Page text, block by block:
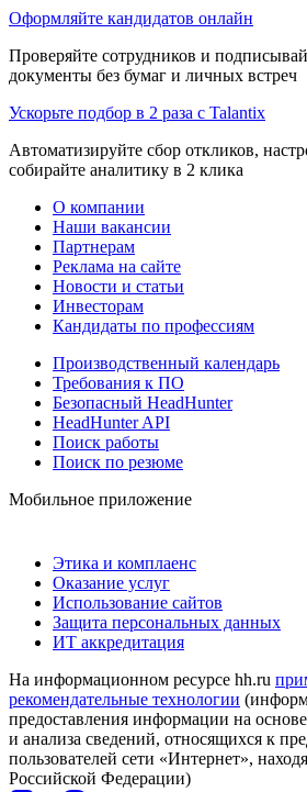
Оформляйте кандидатов онлайн
Проверяйте сотрудников и
документы без бумаг и личных встреч
Ускорьте подбор в 2 раза с Talantix
Автоматизируйте сбор откликов,
собирайте аналитику в 2 клика
О компании
Наши вакансии
Партнерам
Реклама на сайте
Новости и статьи
Инвесторам
Кандидаты по профессиям
Производственный календарь
Требования к ПО
Безопасный HeadHunter
HeadHunter API
Поиск работы
Поиск по резюме
Мобильное приложение
Этика и комплаенс
Оказание услуг
Использование сайтов
Защита персональных данных
ИТ аккредитация
На информационном ресурсе hh.ru
рекомендательные технологии
предоставления информации на
и анализа сведений, относящихся к
пользователей сети «Интернет»,
Российской Федерации)